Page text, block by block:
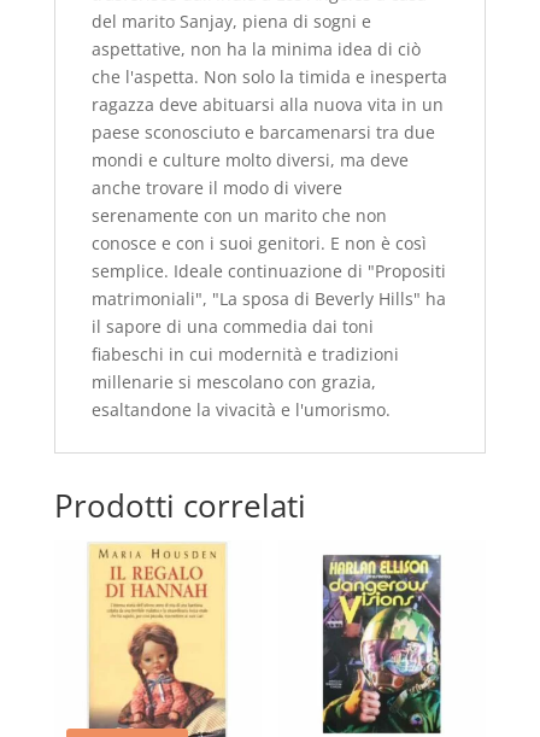
del marito Sanjay, piena di sogni e
aspettative, non ha la minima idea di ciò
che l'aspetta. Non solo la timida e inesperta
ragazza deve abituarsi alla nuova vita in un
paese sconosciuto e barcamenarsi tra due
mondi e culture molto diversi, ma deve
anche trovare il modo di vivere
serenamente con un marito che non
conosce e con i suoi genitori. E non è così
semplice. Ideale continuazione di "Propositi
matrimoniali", "La sposa di Beverly Hills" ha
il sapore di una commedia dai toni
fiabeschi in cui modernità e tradizioni
millenarie si mescolano con grazia,
esaltandone la vivacità e l'umorismo.
Prodotti correlati